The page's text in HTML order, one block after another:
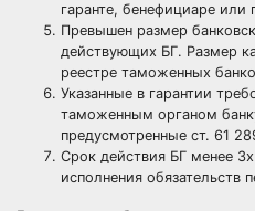
гаранте, бенефициаре или
Превышен размер
действующих БГ. Размер
реестре таможенных
Указанные в гарантии
таможенным органом
предусмотренные ст. 61
Срок действия БГ менее
исполнения